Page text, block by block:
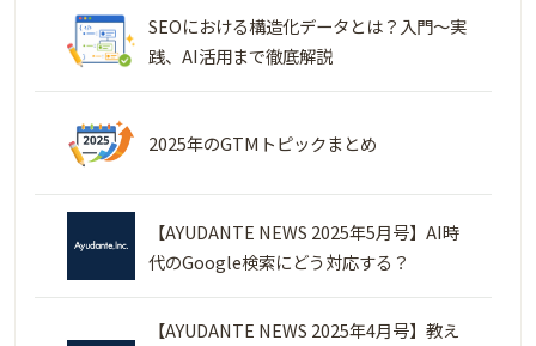
SEOにおける構造化データとは？入門～実
践、AI活用まで徹底解説
2025年のGTMトピックまとめ
【AYUDANTE NEWS 2025年5月号】AI時
代のGoogle検索にどう対応する？
【AYUDANTE NEWS 2025年4月号】教え